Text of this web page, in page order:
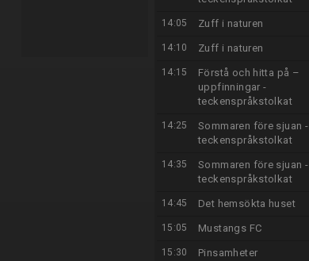
14:05 Zuff i naturen
14:10 Zuff i naturen
14:15
Förstå och hitta på –
uppfinningar -
teckenspråkstolkat
14:25
Sommaren före sjuan -
teckenspråkstolkat
14:35
Sommaren före sjuan -
teckenspråkstolkat
14:45 Det hemsökta huset
15:05 Mustangs FC
15:30 Pinsamheter